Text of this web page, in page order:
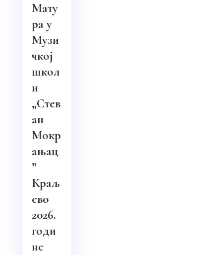
Мату
ра у
Музи
чкој
школ
и
„Стев
ан
Мокр
ањац
”
Краљ
ево
2026.
годи
не